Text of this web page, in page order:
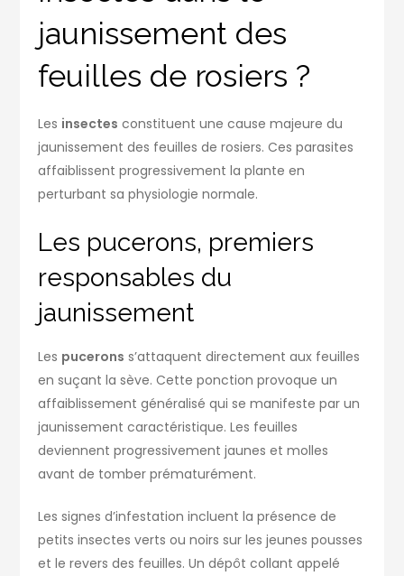
jaunissement des
feuilles de rosiers ?
Les insectes constituent une cause majeure du
jaunissement des feuilles de rosiers. Ces parasites
affaiblissent progressivement la plante en
perturbant sa physiologie normale.
Les pucerons, premiers
responsables du
jaunissement
Les pucerons s’attaquent directement aux feuilles
en suçant la sève. Cette ponction provoque un
affaiblissement généralisé qui se manifeste par un
jaunissement caractéristique. Les feuilles
deviennent progressivement jaunes et molles
avant de tomber prématurément.
Les signes d’infestation incluent la présence de
petits insectes verts ou noirs sur les jeunes pousses
et le revers des feuilles. Un dépôt collant appelé